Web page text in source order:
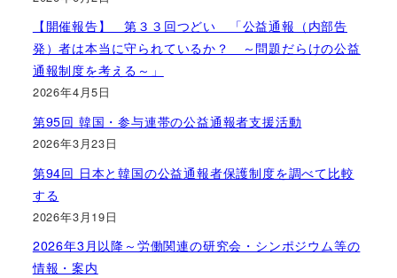
【開催報告】 第３３回つどい 「公益通報（内部告
発）者は本当に守られているか？ ～問題だらけの公益
通報制度を考える～」
2026年4月5日
第95回 韓国・参与連帯の公益通報者支援活動
2026年3月23日
第94回 日本と韓国の公益通報者保護制度を調べて比較
する
2026年3月19日
2026年3月以降～労働関連の研究会・シンポジウム等の
情報・案内